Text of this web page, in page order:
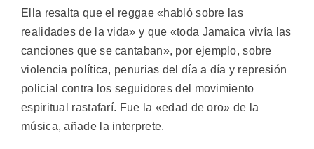
Ella resalta que el reggae «habló sobre las
realidades de la vida» y que «toda Jamaica vivía las
canciones que se cantaban», por ejemplo, sobre
violencia política, penurias del día a día y represión
policial contra los seguidores del movimiento
espiritual rastafarí. Fue la «edad de oro» de la
música, añade la interprete.